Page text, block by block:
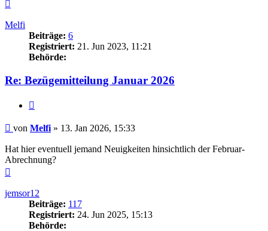
Melfi
Beiträge: 6
Registriert: 21. Jun 2023, 11:21
Behörde:
Re: Bezügemitteilung Januar 2026
Beitrag
von Melfi » 13. Jan 2026, 15:33
Hat hier eventuell jemand Neuigkeiten hinsichtlich der Februar-
Abrechnung?
jemsor12
Beiträge: 117
Registriert: 24. Jun 2025, 15:13
Behörde: